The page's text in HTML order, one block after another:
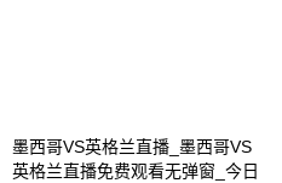
墨西哥VS英格兰直播_墨西哥VS
英格兰直播免费观看无弹窗_今日